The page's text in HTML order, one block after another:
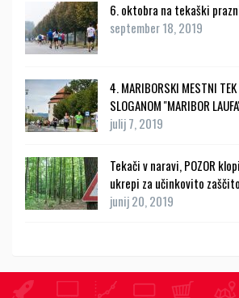
6. oktobra na tekaški
september 18, 2019
4. MARIBORSKI MESTNI TEK
SLOGANOM ''MARIBOR
julij 7, 2019
Tekači v naravi, POZOR
ukrepi za učinkovito
junij 20, 2019